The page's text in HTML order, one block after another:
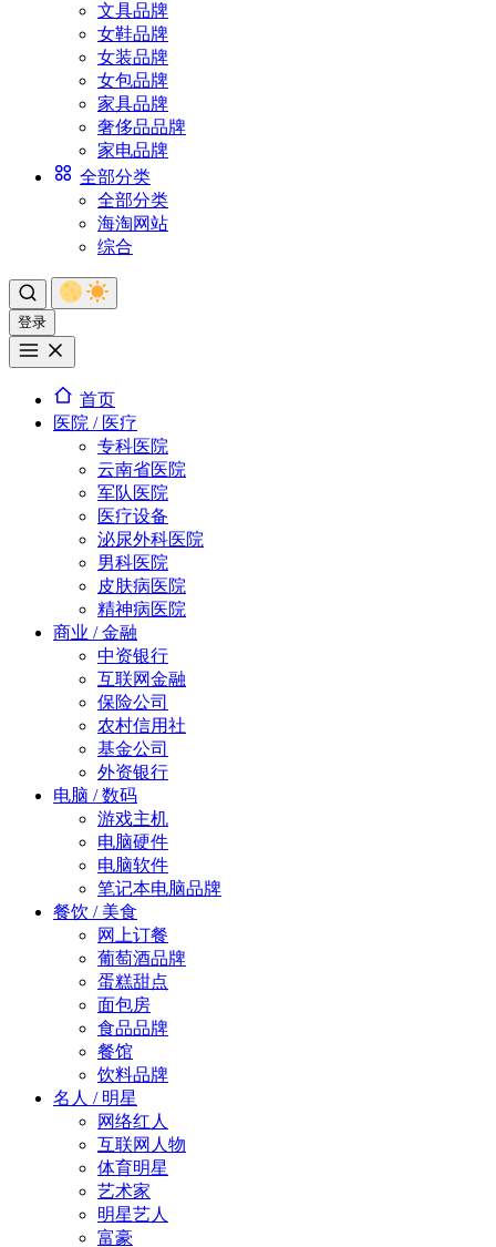
文具品牌
女鞋品牌
女装品牌
女包品牌
家具品牌
奢侈品品牌
家电品牌
全部分类
全部分类
海淘网站
综合
登录
首页
医院 / 医疗
专科医院
云南省医院
军队医院
医疗设备
泌尿外科医院
男科医院
皮肤病医院
精神病医院
商业 / 金融
中资银行
互联网金融
保险公司
农村信用社
基金公司
外资银行
电脑 / 数码
游戏主机
电脑硬件
电脑软件
笔记本电脑品牌
餐饮 / 美食
网上订餐
葡萄酒品牌
蛋糕甜点
面包房
食品品牌
餐馆
饮料品牌
名人 / 明星
网络红人
互联网人物
体育明星
艺术家
明星艺人
富豪